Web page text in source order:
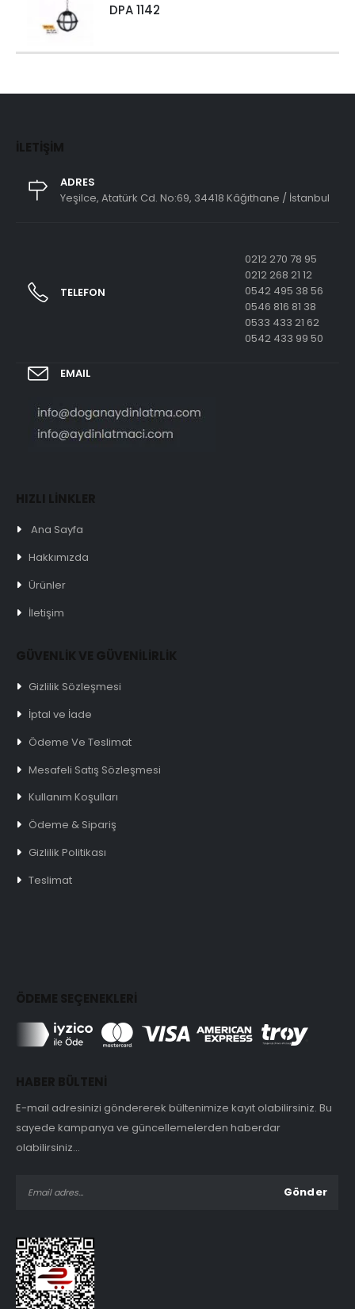
DPA 1142
İLETIŞIM
ADRES
Yeşilce, Atatürk Cd. No:69, 34418 Kâğıthane / İstanbul
TELEFON
0212 270 78 95
0212 268 21 12
0542 495 38 56
0546 816 81 38
0533 433 21 62
0542 433 99 50
EMAIL
HIZLI LİNKLER
Ana Sayfa
Hakkımızda
Ürünler
İletişim
GÜVENLİK VE GÜVENİLİRLİK
Gizlilik Sözleşmesi
İptal ve İade
Ödeme Ve Teslimat
Mesafeli Satış Sözleşmesi
Kullanım Koşulları
Ödeme & Sipariş
Gizlilik Politikası
Teslimat
ÖDEME SEÇENEKLERİ
HABER BÜLTENİ
E-mail adresinizi göndererek bültenimize kayıt olabilirsiniz. Bu
sayede kampanya ve güncellemelerden haberdar
olabilirsiniz...